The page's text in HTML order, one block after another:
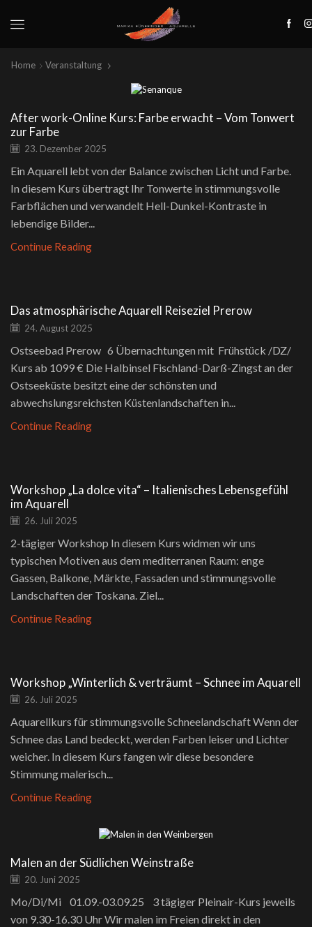
Home Veranstaltung
After work-Online Kurs: Farbe erwacht – Vom Tonwert
zur Farbe
23. Dezember 2025
Ein Aquarell lebt von der Balance zwischen Licht und Farbe.
In diesem Kurs übertragt Ihr Tonwerte in stimmungsvolle
Farbflächen und verwandelt Hell-Dunkel-Kontraste in
lebendige Bilder...
Continue Reading
Das atmosphärische Aquarell Reiseziel Prerow
24. August 2025
Ostseebad Prerow 6 Übernachtungen mit Frühstück /DZ/
Kurs ab 1099 € Die Halbinsel Fischland-Darß-Zingst an der
Ostseeküste besitzt eine der schönsten und
abwechslungsreichsten Küstenlandschaften in...
Continue Reading
Workshop „La dolce vita“ – Italienisches Lebensgefühl
im Aquarell
26. Juli 2025
2-tägiger Workshop In diesem Kurs widmen wir uns
typischen Motiven aus dem mediterranen Raum: enge
Gassen, Balkone, Märkte, Fassaden und stimmungsvolle
Landschaften der Toskana. Ziel...
Continue Reading
Workshop „Winterlich & verträumt – Schnee im Aquarell
26. Juli 2025
Aquarellkurs für stimmungsvolle Schneelandschaft Wenn der
Schnee das Land bedeckt, werden Farben leiser und Lichter
weicher. In diesem Kurs fangen wir diese besondere
Stimmung malerisch...
Continue Reading
Malen an der Südlichen Weinstraße
20. Juni 2025
Mo/Di/Mi 01.09.-03.09.25 3 tägiger Pleinair-Kurs jeweils
von 9.30-16.30 Uhr Wir malen im Freien direkt in den